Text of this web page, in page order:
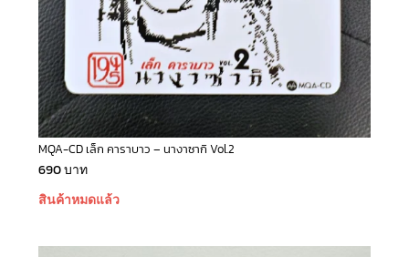
MQA-CD เล็ก คาราบาว – นางาซากิ Vol.2
690บาท
สินค้าหมดแล้ว